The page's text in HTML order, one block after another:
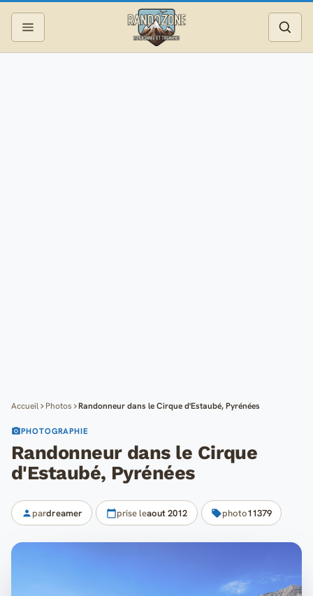
Accueil Photos Randonneur dans le Cirque d'Estaubé, Pyrénées
PHOTOGRAPHIE
Randonneur dans le Cirque
d'Estaubé, Pyrénées
pardreamer prise leaout 2012 photo11379